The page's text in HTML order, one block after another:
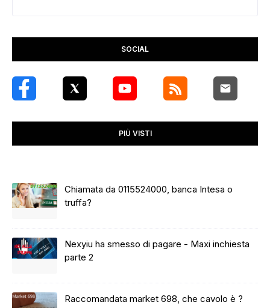
SOCIAL
PIÙ VISTI
Chiamata da 0115524000, banca Intesa o
truffa?
Nexyiu ha smesso di pagare - Maxi inchiesta
parte 2
Raccomandata market 698, che cavolo è ?